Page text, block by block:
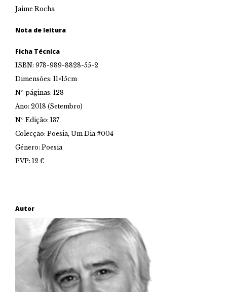
Jaime Rocha
Nota de leitura
Ficha Técnica
ISBN: 978-989-8828-55-2
Dimensões: 11×15cm
Nº páginas: 128
Ano: 2018 (Setembro)
Nº Edição: 137
Colecção: Poesia, Um Dia #004
Género: Poesia
PVP: 12 €
Autor